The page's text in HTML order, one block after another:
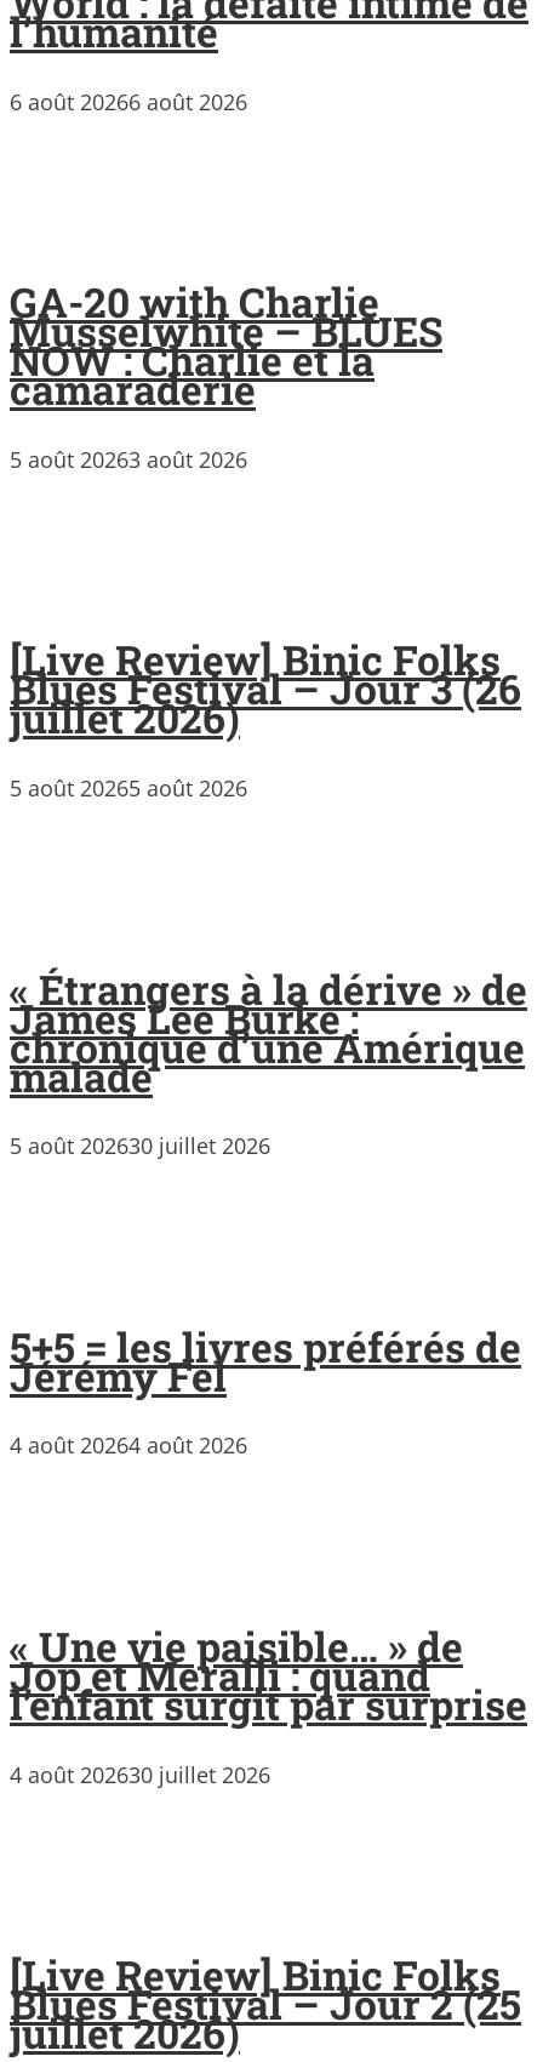
l’humanité
6 août 20266 août 2026
GA-20 with Charlie
Musselwhite – BLUES
NOW : Charlie et la
camaraderie
5 août 20263 août 2026
[Live Review] Binic Folks
Blues Festival – Jour 3 (26
juillet 2026)
5 août 20265 août 2026
« Étrangers à la dérive » de
James Lee Burke :
chronique d’une Amérique
malade
5 août 202630 juillet 2026
5+5 = les livres préférés de
Jérémy Fel
4 août 20264 août 2026
« Une vie paisible… » de
Jop et Meralli : quand
l’enfant surgit par surprise
4 août 202630 juillet 2026
[Live Review] Binic Folks
Blues Festival – Jour 2 (25
juillet 2026)